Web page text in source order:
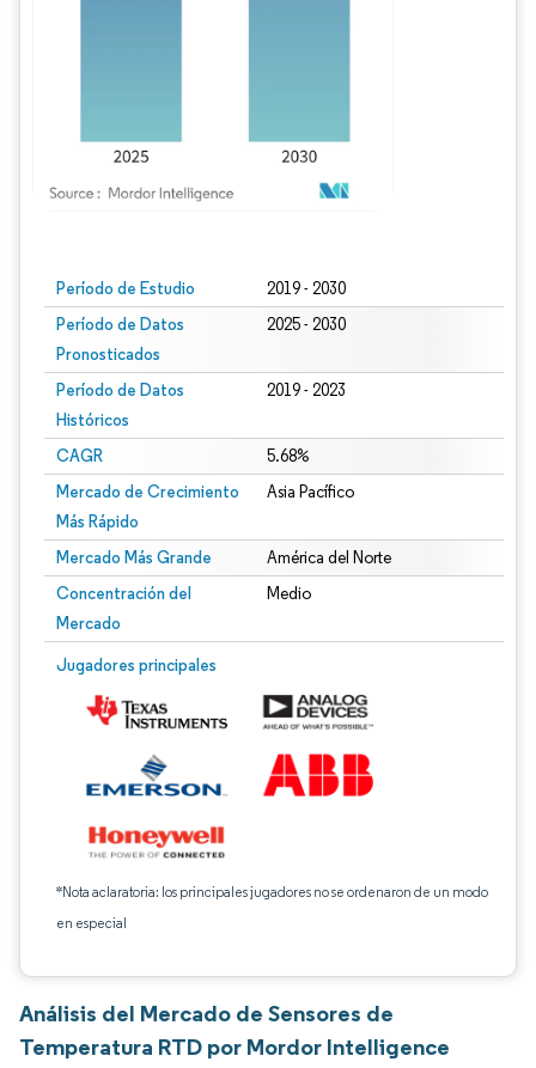
Período de Estudio 2019 - 2030
Período de Datos
Pronosticados
2025 - 2030
Período de Datos
Históricos
2019 - 2023
CAGR 5.68%
Mercado de Crecimiento
Más Rápido
Asia Pacífico
Mercado Más Grande América del Norte
Concentración del
Mercado
Medio
Jugadores principales
*Nota aclaratoria: los principales jugadores no se ordenaron de un modo
en especial
Análisis del Mercado de Sensores de
Temperatura RTD por Mordor Intelligence